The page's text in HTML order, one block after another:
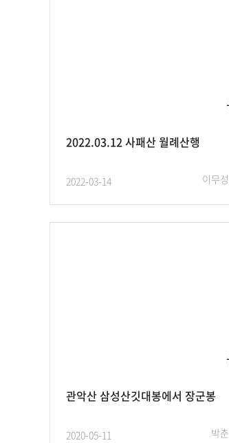
2022.03.12 사패산 월례산행
2022-03-14 이무성
관악산 삼성산깃대봉에서 장군봉
2020-05-11 박춘